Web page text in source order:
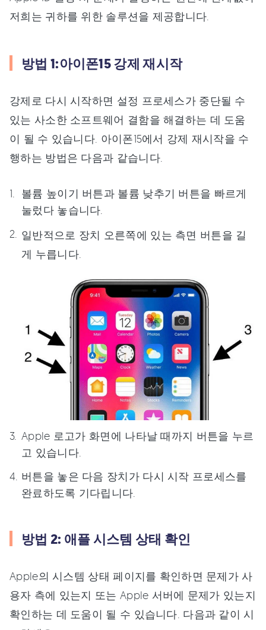
저희는 귀하를 위한 솔루션을 제공합니다.
방법 1:아이폰15 강제 재시작
강제로 다시 시작하면 설정 프로세스가 중단될 수
있는 사소한 소프트웨어 결함을 해결하는 데 도움
이 될 수 있습니다. 아이폰15에서 강제 재시작을 수
행하는 방법은 다음과 같습니다.
볼륨 높이기 버튼과 볼륨 낮추기 버튼을 빠르게
눌렀다 놓습니다.
일반적으로 장치 오른쪽에 있는 측면 버튼을 길
게 누릅니다.
Apple 로고가 화면에 나타날 때까지 버튼을 누르
고 있습니다.
버튼을 놓은 다음 장치가 다시 시작 프로세스를
완료하도록 기다립니다.
방법 2: 애플 시스템 상태 확인
Apple의 시스템 상태 페이지를 확인하면 문제가 사
용자 측에 있는지 또는 Apple 서버에 문제가 있는지
확인하는 데 도움이 될 수 있습니다. 다음과 같이 시